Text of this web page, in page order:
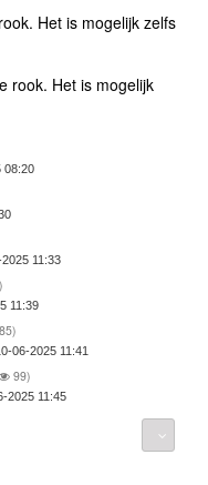
Het is mogelijk zelfs
rook. Het is mogelijk
08:20
11:33
11:39
85)
06-2025 11:41
99)
2025 11:45